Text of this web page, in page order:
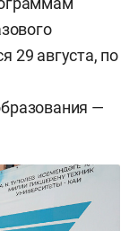
29 августа, по
—